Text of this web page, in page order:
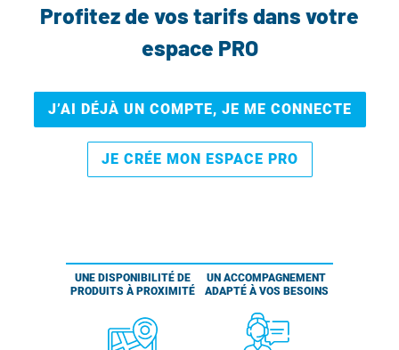
Profitez de vos tarifs dans votre
espace PRO
J’AI DÉJÀ UN COMPTE, JE ME CONNECTE
JE CRÉE MON ESPACE PRO
UNE DISPONIBILITÉ DE
PRODUITS À PROXIMITÉ
UN ACCOMPAGNEMENT
ADAPTÉ À VOS BESOINS